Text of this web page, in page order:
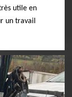
utile en
un travail